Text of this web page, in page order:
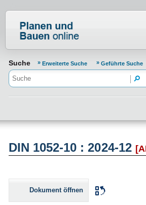
Suche Erweiterte Suche Geführte Suche
DIN 1052-10 : 2024-12
Dokument öffnen